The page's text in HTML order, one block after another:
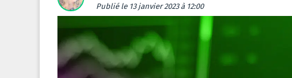
Publié le 13 janvier 2023 à 12:00